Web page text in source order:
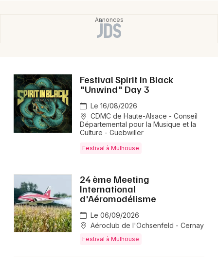
Festival Spirit In Black
"Unwind" Day 3
Le 16/08/2026
CDMC de Haute-Alsace - Conseil
Départemental pour la Musique et la
Culture - Guebwiller
Festival à Mulhouse
24 ème Meeting
International
d'Aéromodélisme
Le 06/09/2026
Aéroclub de l'Ochsenfeld - Cernay
Festival à Mulhouse